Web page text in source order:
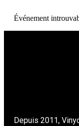
Événement
Depuis 2011,